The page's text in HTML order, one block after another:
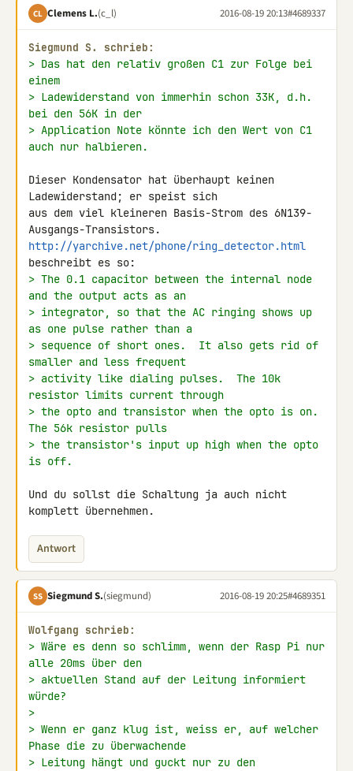
CL Clemens L.(c_l) 2016-08-19 20:13#4689337
Siegmund S. schrieb:
> Das hat den relativ großen C1 zur Folge bei
einem
> Ladewiderstand von immerhin schon 33K, d.h.
bei den 56K in der
> Application Note könnte ich den Wert von C1
auch nur halbieren.
Dieser Kondensator hat überhaupt keinen
Ladewiderstand; er speist sich
aus dem viel kleineren Basis-Strom des 6N139-
http://yarchive.net/phone/ring_detector.html
> The 0.1 capacitor between the internal node
and the output acts as an
> integrator, so that the AC ringing shows up
as one pulse rather than a
> sequence of short ones.  It also gets rid of
smaller and less frequent
> activity like dialing pulses.  The 10k
resistor limits current through
> the opto and transistor when the opto is on.
The 56k resistor pulls
> the transistor's input up high when the opto
is off.
Und du sollst die Schaltung ja auch nicht
komplett übernehmen.
Antwort
SS Siegmund S.(siegmund) 2016-08-19 20:25#4689351
Wolfgang schrieb:
> Wäre es denn so schlimm, wenn der Rasp Pi nur
alle 20ms über den
> aktuellen Stand auf der Leitung informiert
würde?
>
> Wenn er ganz klug ist, weiss er, auf welcher
Phase die zu überwachende
> Leitung hängt und guckt nur zu den